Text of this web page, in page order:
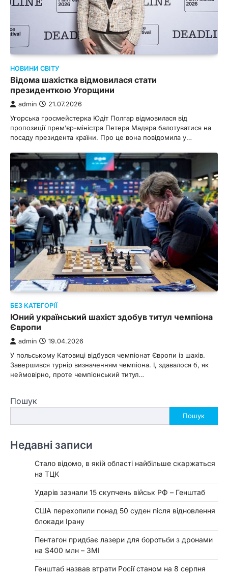
НОВИНИ СВІТУ
Відома шахістка відмовилася стати
президенткою Угорщини
admin 21.07.2026
Угорська гросмейстерка Юдіт Полгар відмовилася від
пропозиції прем’єр-міністра Петера Мадяра балотуватися на
посаду президента країни. Про це вона повідомила у…
БЕЗ КАТЕГОРІЇ
Юний український шахіст здобув титул чемпіона
Європи
admin 19.04.2026
У польському Катовиці відбувся чемпіонат Європи із шахів.
Завершився турнір визначенням чемпіона. І, здавалося б, як
неймовірно, проте чемпіонський титул…
Пошук
Пошук
Недавні записи
Стало відомо, в якій області найбільше скаржаться
на ТЦК
Ударів зазнали 15 скупчень військ РФ – Генштаб
США перехопили понад 50 суден після відновлення
блокади Ірану
Пентагон придбає лазери для боротьби з дронами
на $400 млн – ЗМІ
Генштаб назвав втрати Росії станом на 8 серпня